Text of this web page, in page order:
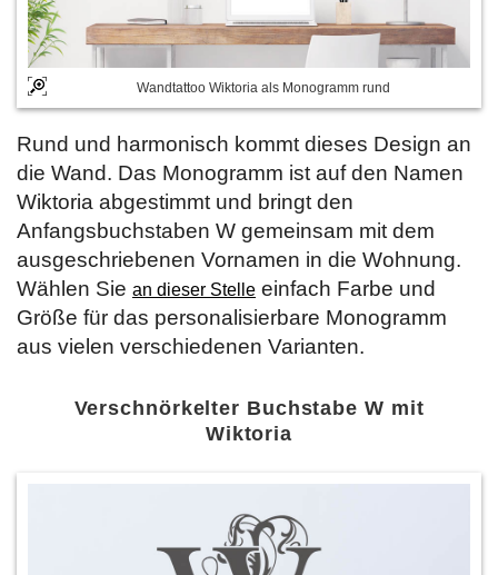
Wandtattoo Wiktoria als Monogramm rund
Rund und harmonisch kommt dieses Design an
die Wand. Das Monogramm ist auf den Namen
Wiktoria abgestimmt und bringt den
Anfangsbuchstaben W gemeinsam mit dem
ausgeschriebenen Vornamen in die Wohnung.
Wählen Sie an dieser Stelle einfach Farbe und
Größe für das personalisierbare Monogramm
aus vielen verschiedenen Varianten.
Verschnörkelter Buchstabe W mit
Wiktoria